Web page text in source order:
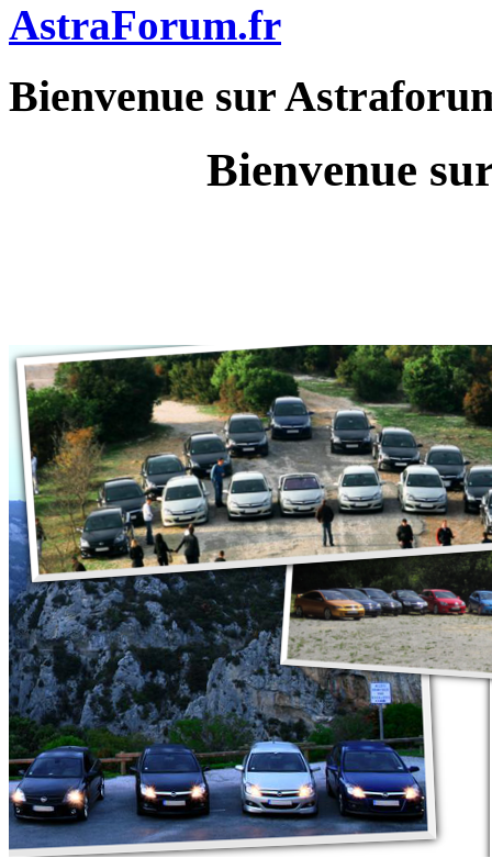
AstraForum.fr
Bienvenue sur
Bienvenue